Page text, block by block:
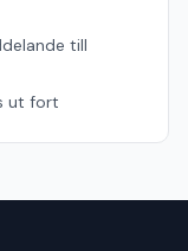
till
ut fort